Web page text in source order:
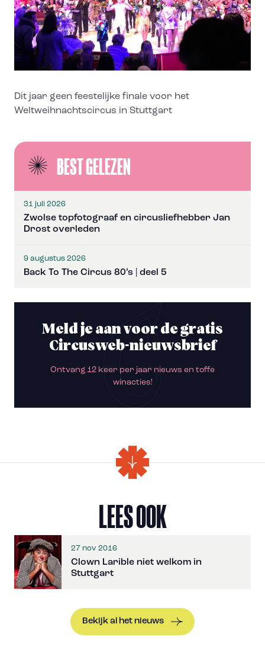
Dit jaar geen feestelijke finale voor het
Weltweihnachtscircus in Stuttgart
BEST GELEZEN
31 juli 2026
Zwolse topfotograaf en circusliefhebber Jan
Drost overleden
9 augustus 2026
Back To The Circus 80’s | deel 5
Meld je aan voor de gratis
Circusweb-nieuwsbrief
Ontvang 12 keer per jaar nieuws en toffe
winacties!
LEES OOK
27 nov 2016
Clown Larible niet welkom in
Stuttgart
Bekijk al het nieuws